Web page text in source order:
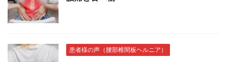
患者様の声（腰部椎間板ヘルニア）